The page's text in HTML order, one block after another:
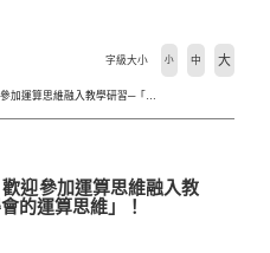
【改至2021/11/18辦理】歡迎參加運算思維融入教學研習─「進階貓都學得會的運算思維」！
字級大小 小 中 大
歡迎參加運算思維融入教
的運算思維」！